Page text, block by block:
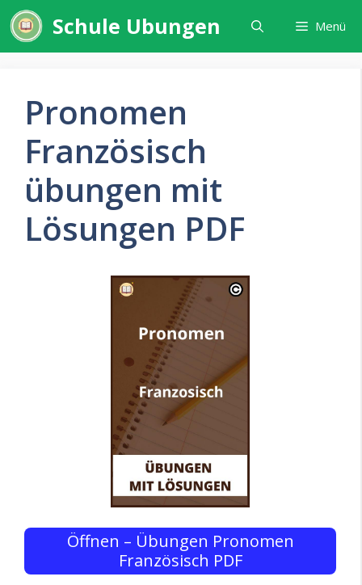
Zum
Inhalt
springen
Schule Ubungen Menü
Pronomen
Französisch
übungen mit
Lösungen PDF
Öffnen – Übungen Pronomen
Französisch PDF